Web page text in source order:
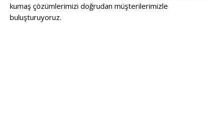
kumaş çözümlerimizi doğrudan müşterilerimizle
buluşturuyoruz.